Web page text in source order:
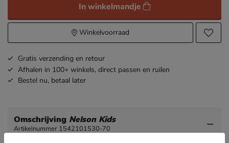
In winkelmandje
Winkelvoorraad
Gratis verzending en retour
Afhalen in 100+ winkels, direct passen en ruilen
Bestel nu, betaal later
Omschrijving Nelson Kids
Artikelnummer 1542101530-70